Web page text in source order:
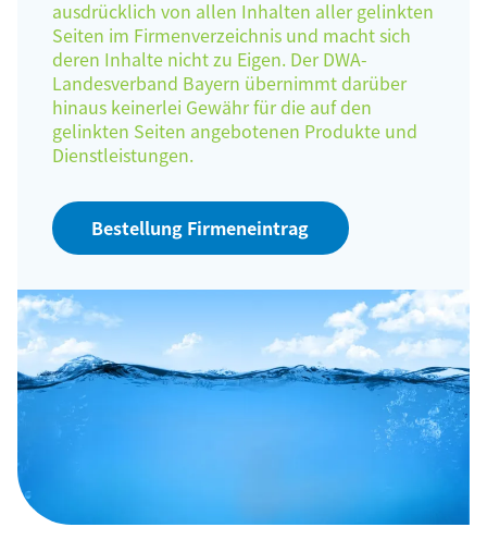
ausdrücklich von allen Inhalten aller gelinkten
Seiten im Firmenverzeichnis und macht sich
deren Inhalte nicht zu Eigen. Der DWA-
Landesverband Bayern übernimmt darüber
hinaus keinerlei Gewähr für die auf den
gelinkten Seiten angebotenen Produkte und
Dienstleistungen.
Bestellung Firmeneintrag